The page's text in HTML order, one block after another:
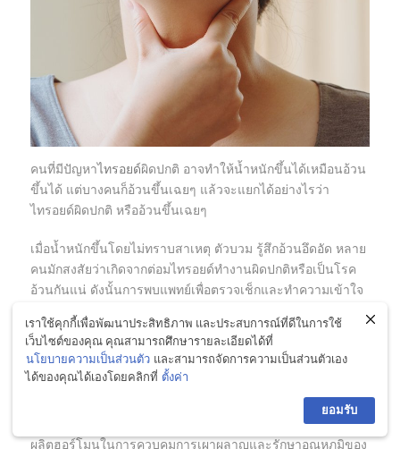
คนที่มีปัญหาไทรอยด์ผิดปกติ อาจทำให้น้ำหนักขึ้นได้เหมือนอ้วน
ขึ้นได้ แต่บางคนก็อ้วนขึ้นเฉยๆ แล้วจะแยกได้อย่างไรว่า
ไทรอยด์ผิดปกติ หรืออ้วนขึ้นเฉยๆ
เมื่อน้ำหนักขึ้นโดยไม่ทราบสาเหตุ ตัวบวม รู้สึกอ้วนอึดอัด หลาย
คนมักสงสัยว่าเกิดจากต่อมไทรอยด์ทำงานผิดปกติหรือเป็นโรค
อ้วนกันแน่ ดังนั้นการพบแพทย์เพื่อตรวจเช็กและทำความเข้าใจ
ที่แท้จริงและดูแลตัวเองได้อย่างถูกวิธี
อันตรายของอาการไทรอยด์ผิดปกติ
นพ.ณัฐนนท์ มณีเสถียร อายุรแพทย์ผู้เชี่ยวชาญโรคต่อมไร้ท่อ
และเมตะบอลิสม โรงพยาบาลกรุงเทพ กล่าวว่า ไทรอยด์มีหน้าที่
ผลิตฮอร์โมนในการควบคุมการเผาผลาญและรักษาอุณหภูมิของ
เราใช้คุกกี้เพื่อพัฒนาประสิทธิภาพ และประสบการณ์ที่ดีในการใช้
เว็บไซต์ของคุณ คุณสามารถศึกษารายละเอียดได้ที่
นโยบายความเป็นส่วนตัว และสามารถจัดการความเป็นส่วนตัวเอง
ได้ของคุณได้เองโดยคลิกที่ ตั้งค่า
ยอมรับ